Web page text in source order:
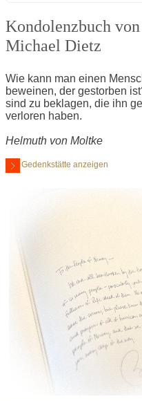
Kondolenzbuch von
Michael Dietz
Wie kann man einen
beweinen, der gestorben
sind zu beklagen, die ihn
verloren haben.
Helmuth von Moltke
Gedenkstätte anzeigen